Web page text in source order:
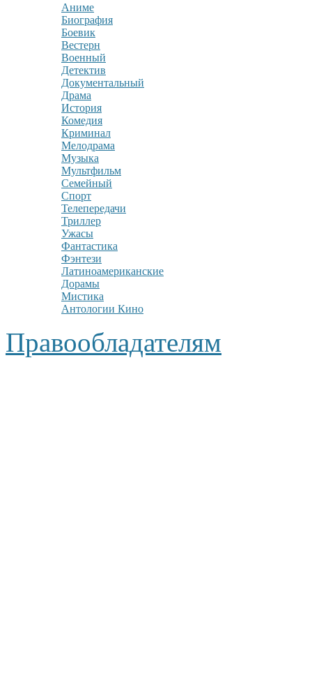
Аниме
Биография
Боевик
Вестерн
Военный
Детектив
Документальный
Драма
История
Комедия
Криминал
Мелодрама
Музыка
Мультфильм
Семейный
Спорт
Телепередачи
Триллер
Ужасы
Фантастика
Фэнтези
Латиноамериканские
Дорамы
Мистика
Антологии Кино
Правообладателям